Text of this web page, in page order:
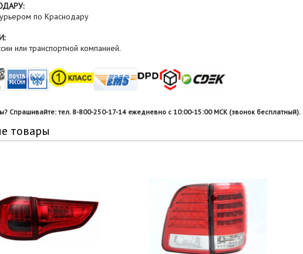
по Краснодару
или транспортной компанией.
Спрашивайте: тел. 8-800-250-17-14 ежедневно с 10:00-15:00 МСК (звонок бесплатный).
товары